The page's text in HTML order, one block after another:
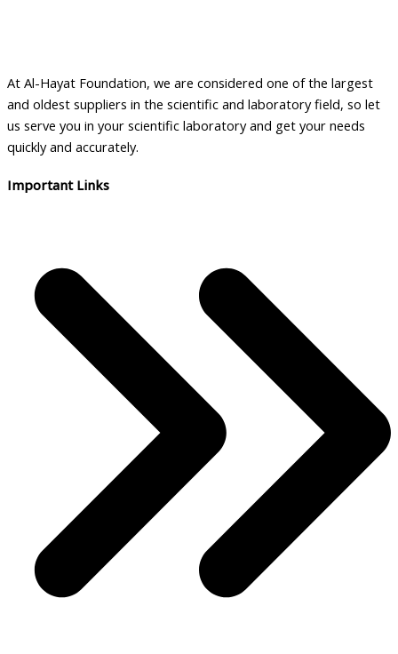
At Al-Hayat Foundation, we are considered one of the largest
and oldest suppliers in the scientific and laboratory field, so let
us serve you in your scientific laboratory and get your needs
quickly and accurately.
Important Links